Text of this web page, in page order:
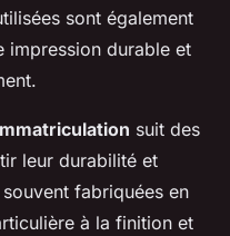
sont également
impression durable et
suit des
leur durabilité et
fabriquées en
à la finition et